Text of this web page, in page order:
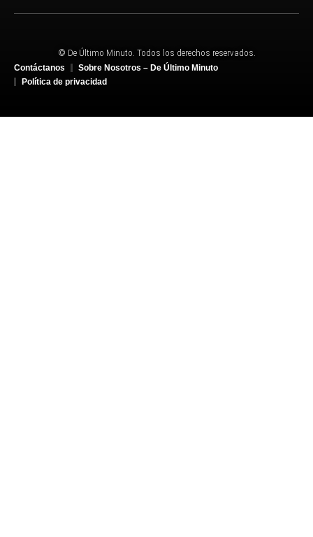
© De Último Minuto. Todos los derechos reservados.
Contáctanos
Sobre Nosotros – De Último Minuto
Política de privacidad